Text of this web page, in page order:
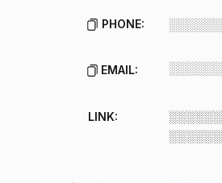
PHONE:
EMAIL:
LINK: